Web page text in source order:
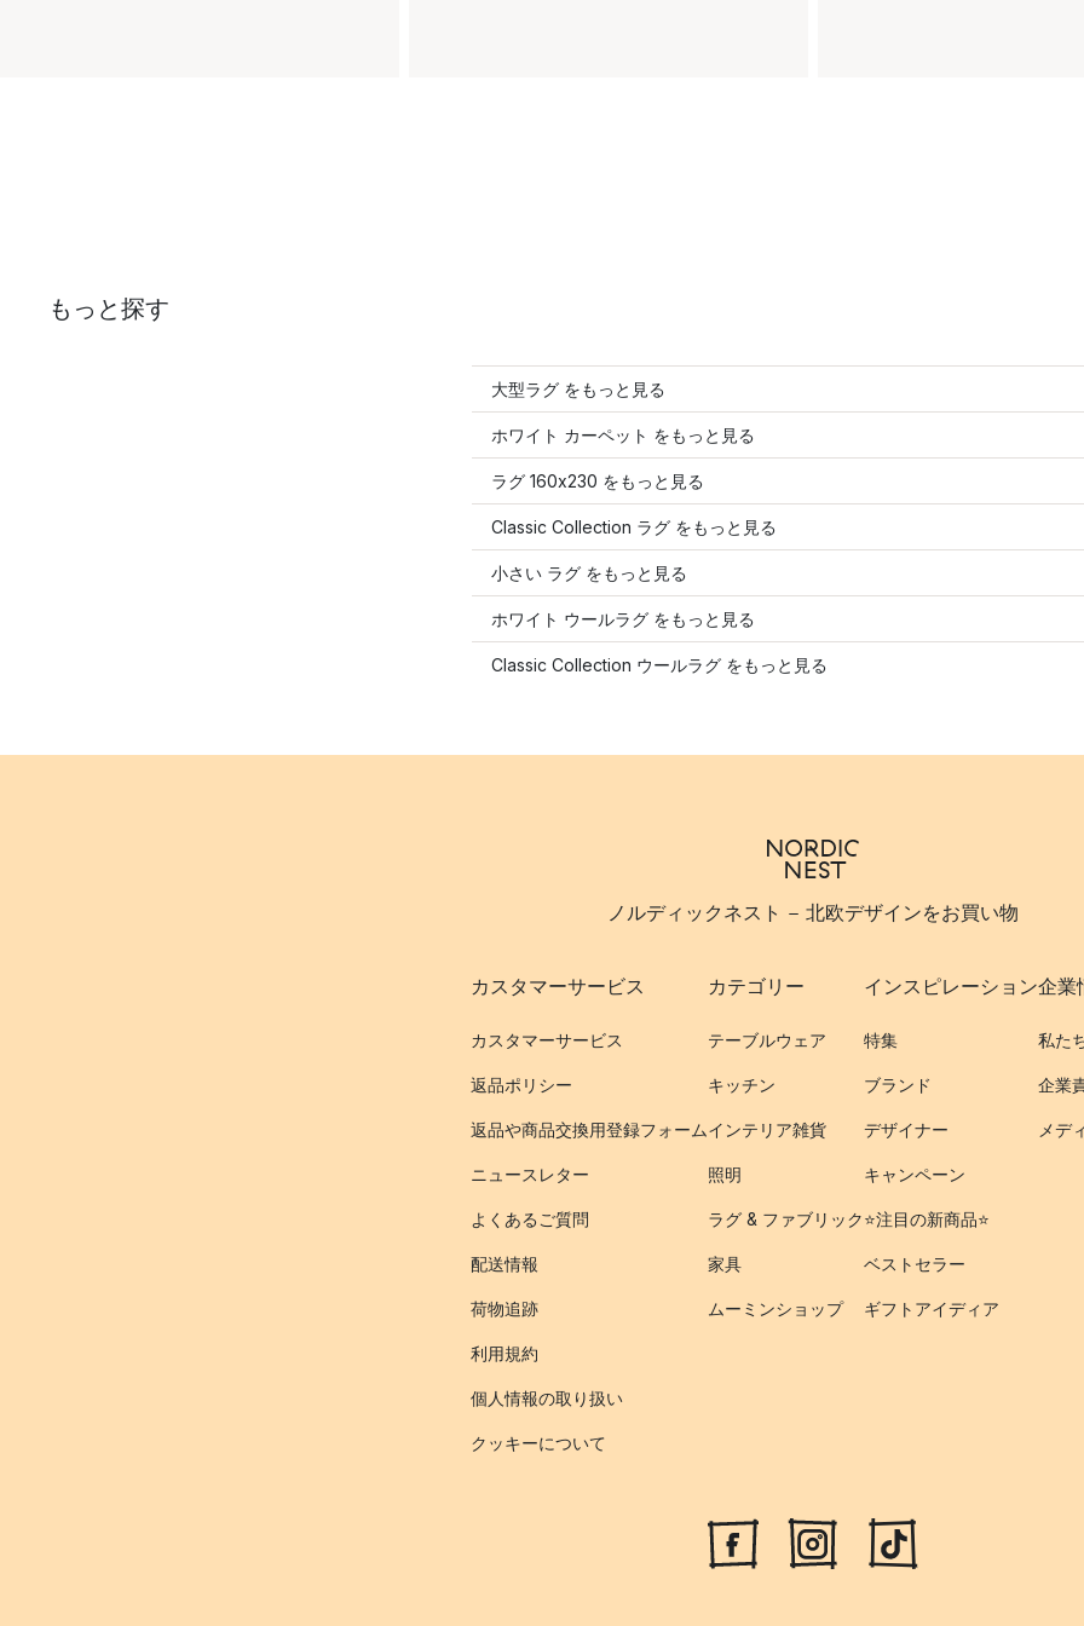
もっと探す
大型ラグ をもっと見る
ホワイト カーペット をもっと見る
ラグ 160x230 をもっと見る
Classic Collection ラグ をもっと見る
小さい ラグ をもっと見る
ホワイト ウールラグ をもっと見る
Classic Collection ウールラグ をもっと見る
ノルディックネスト - 北欧デザインをお買い物
カスタマーサービス
カスタマーサービス
返品ポリシー
返品や商品交換用登録フォーム
ニュースレター
よくあるご質問
配送情報
荷物追跡
利用規約
個人情報の取り扱い
クッキーについて
カテゴリー
テーブルウェア
キッチン
インテリア雑貨
照明
ラグ & ファブリック
家具
ムーミンショップ
インスピレーション
特集
ブランド
デザイナー
キャンペーン
⭐️注目の新商品⭐️
ベストセラー
ギフトアイディア
企業
私た
企業
メデ